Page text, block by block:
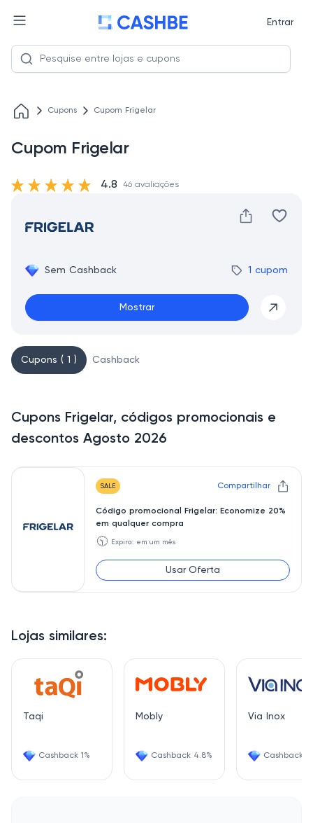
Entrar
Cupons Cupom Frigelar
Cupom Frigelar
Sem Cashback 1 cupom
Mostrar
4.8 46 avaliações
Lojas similares:
Taqi
Cashback 1%
Mobly
Cashback 4.8%
Via Inox
Cashback
Cupons ( 1 ) Cashback
Cupons Frigelar, códigos promocionais e
descontos Agosto 2026
SALE Compartilhar
Código promocional Frigelar: Economize 20%
em qualquer compra
🕥 Expira: em um mês
Usar Oferta